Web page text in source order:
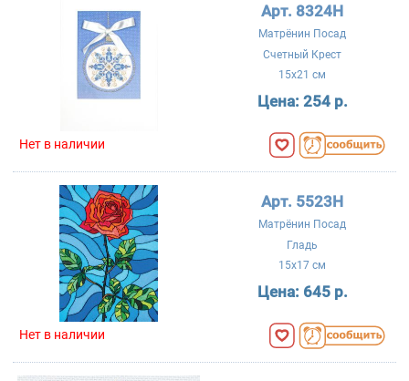
Арт. 8324Н
Матрёнин Посад
Счетный Крест
15x21 см
Цена: 254 р.
Нет в наличии
Арт. 5523Н
Матрёнин Посад
Гладь
15x17 см
Цена: 645 р.
Нет в наличии